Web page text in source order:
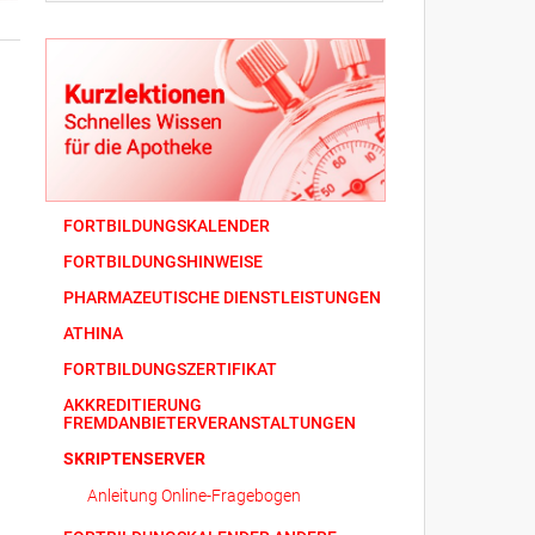
FORTBILDUNGSKALENDER
FORTBILDUNGSHINWEISE
PHARMAZEUTISCHE DIENSTLEISTUNGEN
ATHINA
FORTBILDUNGSZERTIFIKAT
AKKREDITIERUNG
FREMDANBIETERVERANSTALTUNGEN
SKRIPTENSERVER
Anleitung Online-Fragebogen